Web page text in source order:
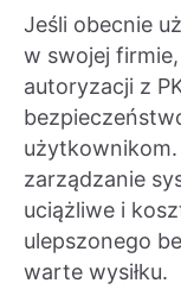
Jeśli obecnie
w swojej
autoryzacji z
użytkownikom.
zarządzanie
uciążliwe i
ulepszonego
warte wysiłku.